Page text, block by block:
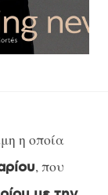
η οποία
, που